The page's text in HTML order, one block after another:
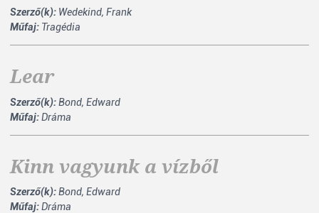
Szerző(k): Wedekind, Frank
Műfaj: Tragédia
Lear
Szerző(k):Bond, Edward
Műfaj:Dráma
Kinn vagyunk a vízből
Szerző(k):Bond, Edward
Műfaj:Dráma